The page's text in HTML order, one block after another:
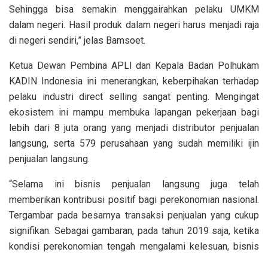
Sehingga bisa semakin menggairahkan pelaku UMKM
dalam negeri. Hasil produk dalam negeri harus menjadi raja
di negeri sendiri,” jelas Bamsoet.
Ketua Dewan Pembina APLI dan Kepala Badan Polhukam
KADIN Indonesia ini menerangkan, keberpihakan terhadap
pelaku industri direct selling sangat penting. Mengingat
ekosistem ini mampu membuka lapangan pekerjaan bagi
lebih dari 8 juta orang yang menjadi distributor penjualan
langsung, serta 579 perusahaan yang sudah memiliki ijin
penjualan langsung.
“Selama ini bisnis penjualan langsung juga telah
memberikan kontribusi positif bagi perekonomian nasional.
Tergambar pada besarnya transaksi penjualan yang cukup
signifikan. Sebagai gambaran, pada tahun 2019 saja, ketika
kondisi perekonomian tengah mengalami kelesuan, bisnis